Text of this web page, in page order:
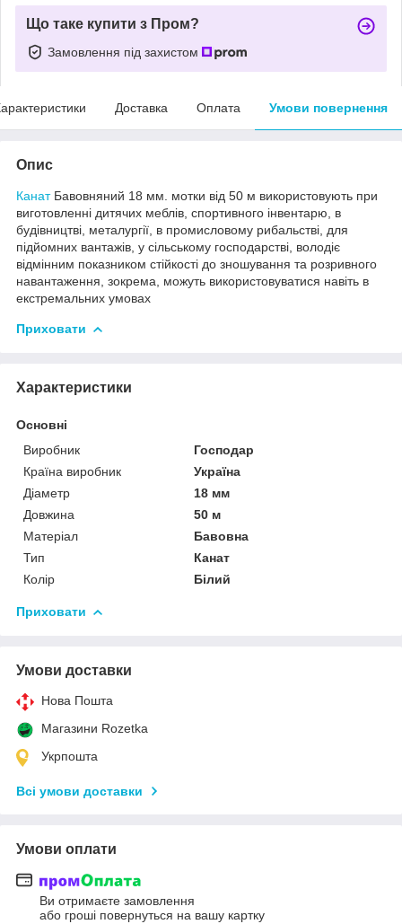
Що таке купити з Пром?
Замовлення під захистом
Доставка Оплата Умови повернення
Опис
КанатБавовняний 18 мм. мотки від 50 м використовують при
виготовленні дитячих меблів, спортивного інвентарю, в
будівництві, металургії, в промисловому рибальстві, для
підйомних вантажів, у сільському господарстві, володіє
відмінним показником стійкості до зношування та розривного
навантаження, зокрема, можуть використовуватися навіть в
екстремальних умовах
Приховати
Характеристики
Основні
Виробник
Господар
Країна виробник
Україна
Діаметр
18 мм
Довжина
50 м
Матеріал
Бавовна
Тип
Канат
Колір
Білий
Приховати
Умови доставки
Нова Пошта
Магазини Rozetka
Укрпошта
Всі умови доставки
Умови оплати
Ви отримаєте замовлення
або гроші повернуться на вашу картку